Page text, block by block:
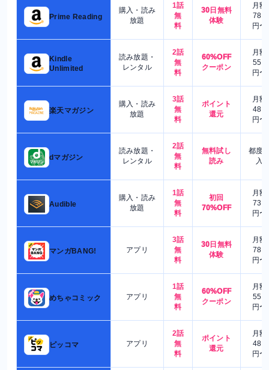
Prime Reading
購入・読み
放題
1話
無
料
30日無料
体験
月額
780
円〜
Kindle
Unlimited
読み放題・
レンタル
2話
無
料
60%OFF
クーポン
月額
550
円〜
楽天マガジン
購入・読み
放題
3話
無
料
ポイント
還元
月額
480
円〜
dマガジン
読み放題・
レンタル
2話
無
料
無料試し
読み
都度
入
Audible
購入・読み
放題
1話
無
料
初回
70%OFF
月額
730
円〜
マンガBANG! アプリ
3話
無
料
30日無料
体験
月額
780
円〜
めちゃコミック アプリ
1話
無
料
60%OFF
クーポン
月額
550
円〜
ピッコマ アプリ
2話
無
料
ポイント
還元
月額
480
円〜